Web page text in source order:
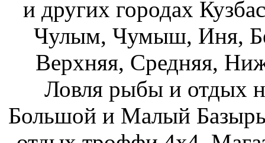
и других городах
Чулым, Чумыш, Иня,
Верхняя, Средняя,
Ловля рыбы и отдых
Большой и Малый